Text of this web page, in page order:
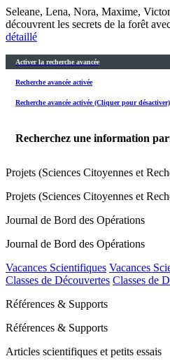
Seleane, Lena, Nora, Maxime,
découvrent les secrets de la forêt
détaillé
Activer la recherche avancée
Recherche avancée activée
Recherche avancée activée (Cliquer pour désactiver)
Recherchez une information
Projets (Sciences Citoyennes et
Projets (Sciences Citoyennes et
Journal de Bord des Opérations
Journal de Bord des Opérations
Vacances Scientifiques Vacances
Classes de Découvertes Classes de
Références & Supports
Références & Supports
Articles scientifiques et petits essais